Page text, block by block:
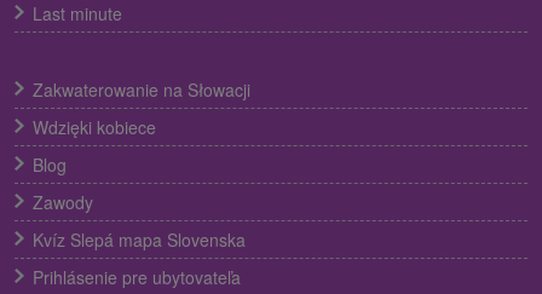
Last minute
Zakwaterowanie na Słowacji
Wdzięki kobiece
Blog
Zawody
Kvíz Slepá mapa Slovenska
Prihlásenie pre ubytovateľa